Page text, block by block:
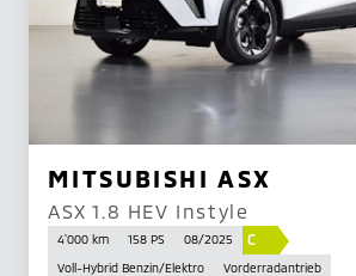
MITSUBISHI ASX
ASX 1.8 HEV Instyle
4'000 km 158 PS 08/2025 C
Voll-Hybrid Benzin/Elektro
Vorderradantrieb